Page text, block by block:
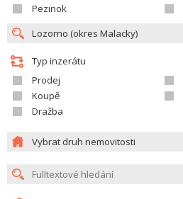
Pezinok
Typ inzerátu
Prodej
Koupě
Dražba
Vybrat druh nemovitosti